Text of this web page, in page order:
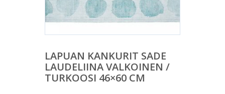
LAPUAN KANKURIT SADE
LAUDELIINA VALKOINEN /
TURKOOSI 46×60 CM